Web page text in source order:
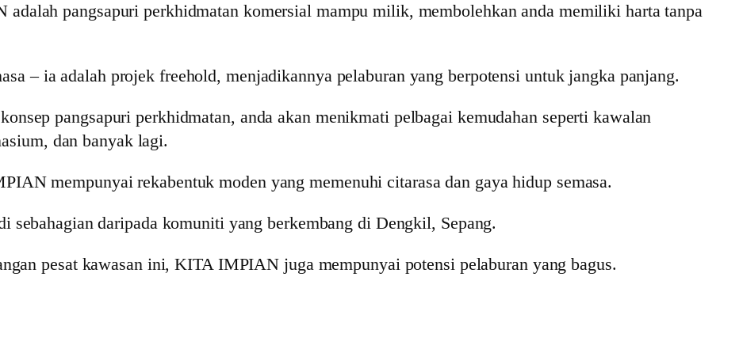
pangsapuri perkhidmatan komersial mampu milik, membolehkan anda memiliki harta tanpa
– ia adalah projek freehold, menjadikannya pelaburan yang berpotensi untuk jangka panjang.
pangsapuri perkhidmatan, anda akan menikmati pelbagai kemudahan seperti kawalan
dan banyak lagi.
mempunyai rekabentuk moden yang memenuhi citarasa dan gaya hidup semasa.
sebahagian daripada komuniti yang berkembang di Dengkil, Sepang.
pesat kawasan ini, KITA IMPIAN juga mempunyai potensi pelaburan yang bagus.